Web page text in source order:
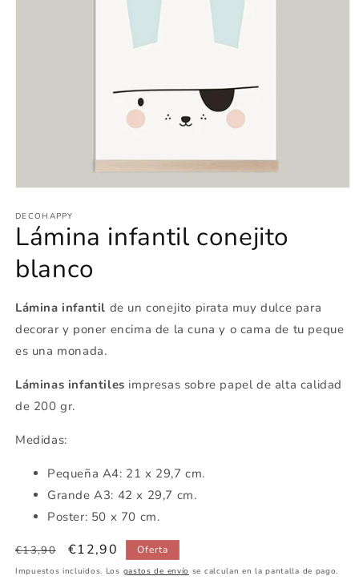
multimedia
1
en
ventana
modal
DECOHAPPY
Lámina infantil conejito
blanco
Lámina infantil de un conejito pirata muy dulce para
decorar y poner encima de la cuna y o cama de tu peque
es una monada.
Láminas infantiles impresas sobre papel de alta calidad
de 200 gr.
Medidas:
Pequeña A4: 21 x 29,7 cm.
Grande A3: 42 x 29,7 cm.
Poster: 50 x 70 cm.
Precio
habitual
€13,90
Precio
de
€12,90 Oferta
Impuestos incluidos. Los gastos de envío se calculan en la pantalla de pago.